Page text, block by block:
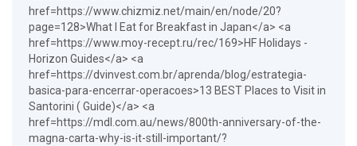
href=https://www.chizmiz.net/main/en/node/20?
page=128>What I Eat for Breakfast in Japan</a> <a
href=https://www.moy-recept.ru/rec/169>HF Holidays -
Horizon Guides</a> <a
href=https://dvinvest.com.br/aprenda/blog/estrategia-
basica-para-encerrar-operacoes>13 BEST Places to Visit in
Santorini ( Guide)</a> <a
href=https://mdl.com.au/news/800th-anniversary-of-the-
magna-carta-why-is-it-still-important/?